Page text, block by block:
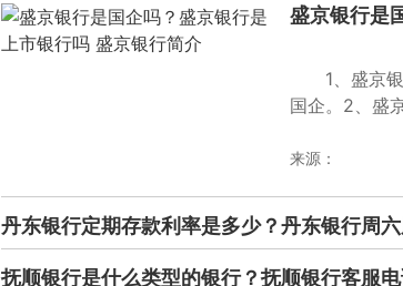
盛京银行是
1、盛京
国企。2、盛
来源：
丹东银行定期存款利率是多少？丹东银行周
抚顺银行是什么类型的银行？抚顺银行客服